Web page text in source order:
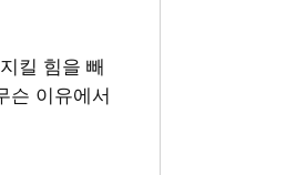
킬 힘을 빼
슨 이유에서